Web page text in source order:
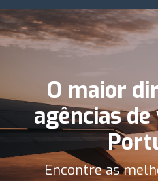
O maior
agências
Encontre as